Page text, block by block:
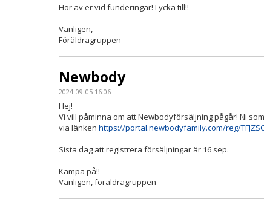
Hör av er vid funderingar! Lycka till!!
Vänligen,
Föräldragruppen
Newbody
2024-09-05 16:06
Hej!
Vi vill påminna om att Newbodyförsäljning pågår! Ni
via länken https://portal.newbodyfamily.com/reg/
Sista dag att registrera försäljningar är 16 sep.
Kämpa på!!
Vänligen, föräldragruppen